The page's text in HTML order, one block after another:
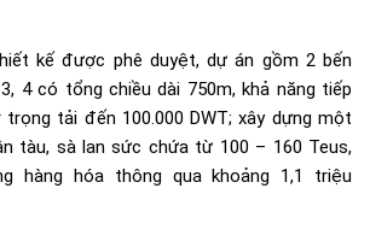
kế được phê duyệt, dự án gồm 2 bến
4 có tổng chiều dài 750m, khả năng tiếp
tải đến 100.000 DWT; xây dựng một
tàu, sà lan sức chứa từ 100 – 160 Teus,
hàng hóa thông qua khoảng 1,1 triệu